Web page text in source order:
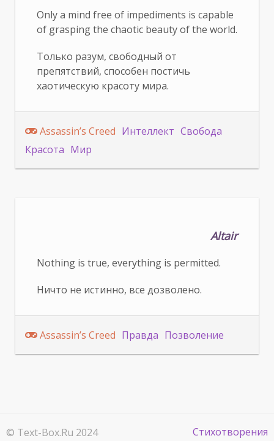
Only a mind free of impediments is capable
of grasping the chaotic beauty of the world.
Только разум, свободный от
препятствий, способен постичь
хаотическую красоту мира.
Assassin’s Creed Интеллект Свобода
Красота Мир
Altair
Nothing is true, everything is permitted.
Ничто не истинно, все дозволено.
Assassin’s Creed Правда Позволение
© Text-Box.Ru 2024 Стихотворения